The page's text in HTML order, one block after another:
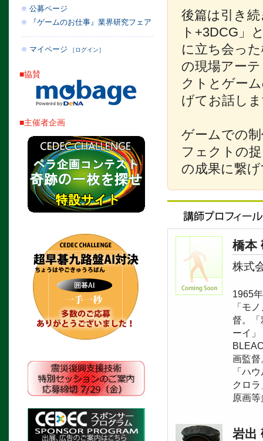
後篇は引き
ト+3DCG」
に立ち会っ
の現場アー
クトとゲー
げてお話し
ゲームでの
フェクトの
の成果に繋
橋本
株式
1965
「モ
督。「
ーイ
画監督
「ハ
クロ
原画
岩出
公募ページ
『ゲームのお仕事』業界研究フェア
マイページ ［ログイン］
■協賛
■主催者企画